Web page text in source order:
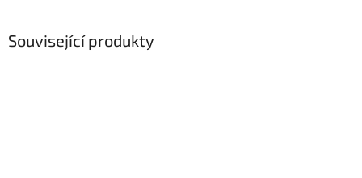
Související produkty